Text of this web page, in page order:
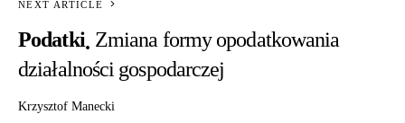
NEXT ARTICLE
Podatki Zmiana formy opodatkowania
działalności gospodarczej
Krzysztof Manecki